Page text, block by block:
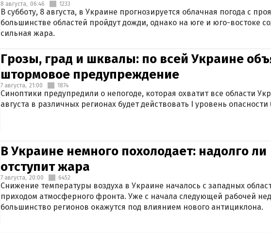
8 августа, 06:46 1233
В субботу, 8 августа, в Украине прогнозируется облачная погода с
большинстве областей пройдут дожди, однако на юге и юго-востоке
сильная жара.
Грозы, град и шквалы: по всей Украине
штормовое предупреждение
7 августа, 21:00 1874
Синоптики предупредили о непогоде, которая охватит все области
августа в различных регионах будет действовать I уровень
В Украине немного похолодает: надолго ли
отступит жара
7 августа, 20:00 6452
Снижение температуры воздуха в Украине началось с западных
приходом атмосферного фронта. Уже с начала следующей рабочей
большинство регионов окажутся под влиянием нового антициклона.